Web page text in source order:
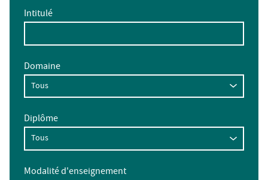
Intitulé
Domaine
Diplôme
Modalité d'enseignement